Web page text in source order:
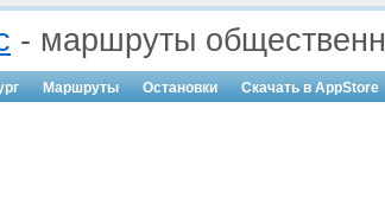
- маршруты
Маршруты Остановки Скачать в AppStore